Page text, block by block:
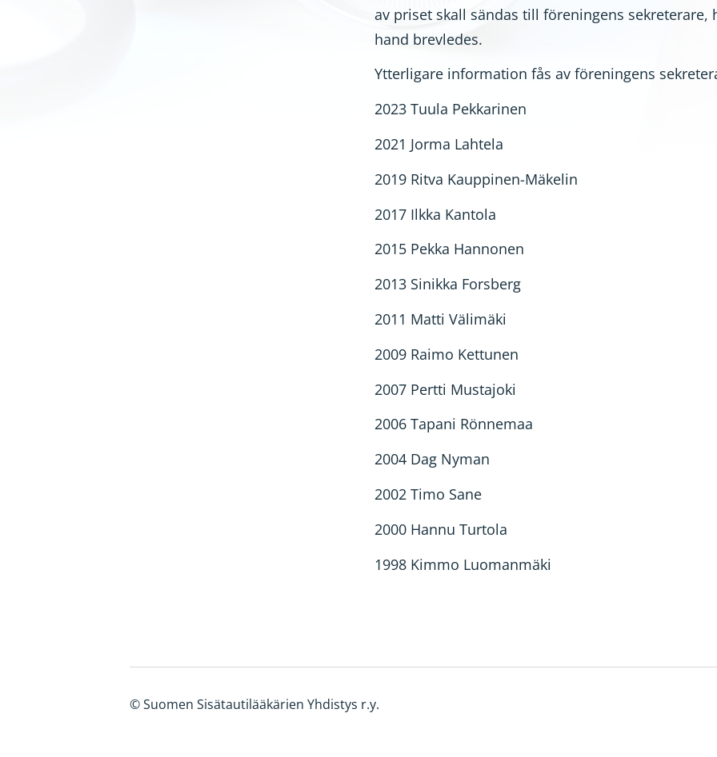
av priset skall sändas till föreningens sekreterare,
hand brevledes.
Ytterligare information fås av föreningens
2023 Tuula Pekkarinen
2021 Jorma Lahtela
2019 Ritva Kauppinen-Mäkelin
2017 Ilkka Kantola
2015 Pekka Hannonen
2013 Sinikka Forsberg
2011 Matti Välimäki
2009 Raimo Kettunen
2007 Pertti Mustajoki
2006 Tapani Rönnemaa
2004 Dag Nyman
2002 Timo Sane
2000 Hannu Turtola
1998 Kimmo Luomanmäki
©Suomen Sisätautilääkärien Yhdistys r.y.